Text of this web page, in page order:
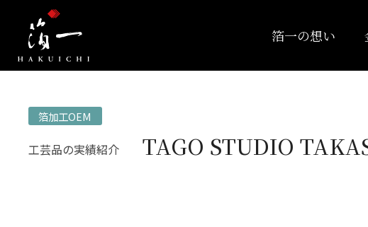
箔一の想い
箔加工OEM
工芸品の実績紹介 TAGO STUDIO